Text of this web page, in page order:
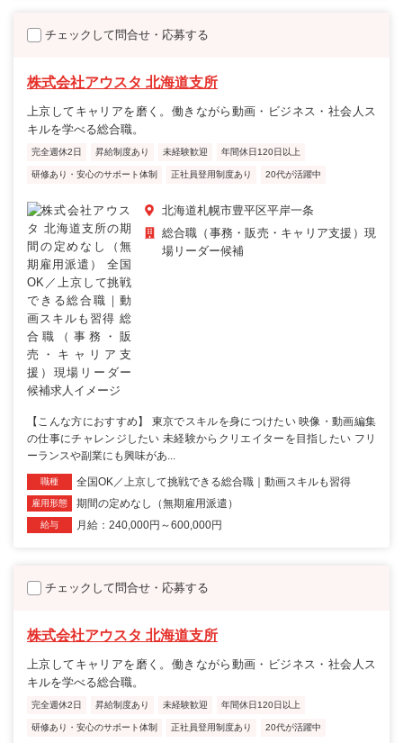
チェックして問合せ・応募する
株式会社アウスタ 北海道支所
上京してキャリアを磨く。働きながら動画・ビジネス・社会人ス
キルを学べる総合職。
完全週休2日 昇給制度あり 未経験歓迎 年間休日120日以上
研修あり・安心のサポート体制 正社員登用制度あり 20代が活躍中
北海道札幌市豊平区平岸一条
総合職（事務・販売・キャリア支援）現
場リーダー候補
【こんな方におすすめ】 東京でスキルを身につけたい 映像・動画編集
の仕事にチャレンジしたい 未経験からクリエイターを目指したい フリ
ーランスや副業にも興味があ...
職種 全国OK／上京して挑戦できる総合職｜動画スキルも習得
雇用形態 期間の定めなし（無期雇用派遣）
給与 月給：240,000円～600,000円
チェックして問合せ・応募する
株式会社アウスタ 北海道支所
上京してキャリアを磨く。働きながら動画・ビジネス・社会人ス
キルを学べる総合職。
完全週休2日 昇給制度あり 未経験歓迎 年間休日120日以上
研修あり・安心のサポート体制 正社員登用制度あり 20代が活躍中